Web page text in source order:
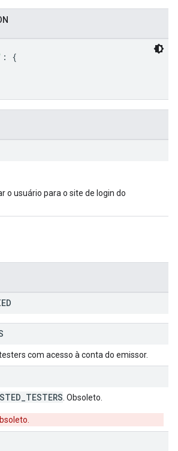
: {
o usuário para o site de login do
com acesso à conta do emissor.
. Obsoleto.